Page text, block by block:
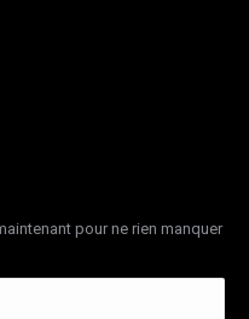
pour ne rien manquer